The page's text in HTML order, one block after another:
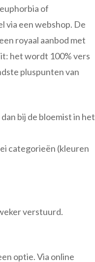
of
via een webshop. De
royaal aanbod met
het wordt 100% vers
pluspunten van
bij de bloemist in het
categorieën (kleuren
verstuurd.
optie. Via online